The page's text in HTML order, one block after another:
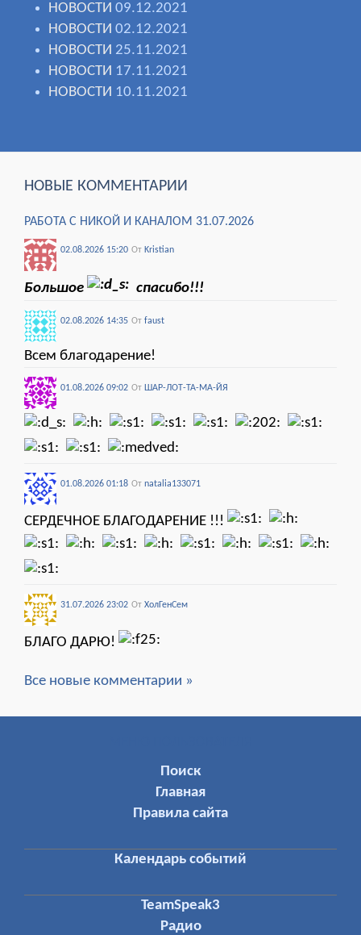
НОВОСТИ 09.12.2021
НОВОСТИ 02.12.2021
НОВОСТИ 25.11.2021
НОВОСТИ 17.11.2021
НОВОСТИ 10.11.2021
НОВЫЕ КОММЕНТАРИИ
РАБОТА С НИКОЙ И КАНАЛОМ 31.07.2026
02.08.2026 15:20 От Kristian
Большое спасибо!!!
02.08.2026 14:35 От faust
Всем благодарение!
01.08.2026 09:02 От ШАР-ЛОТ-ТА-МА-ЙЯ
01.08.2026 01:18 От natalia133071
СЕРДЕЧНОЕ БЛАГОДАРЕНИЕ !!!
31.07.2026 23:02 От ХолГенСем
БЛАГО ДАРЮ!
Все новые комментарии »
Поиск
Главная
Правила сайта
Календарь событий
TeamSpeak3
Радио